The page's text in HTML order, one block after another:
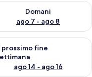
ago 6 - ago 7
Domani
ago 7 - ago 8
la disponibilità per
settimana, ago 7 - ago
prossimo fine
ago 14 - ago 16
la disponibilità per il